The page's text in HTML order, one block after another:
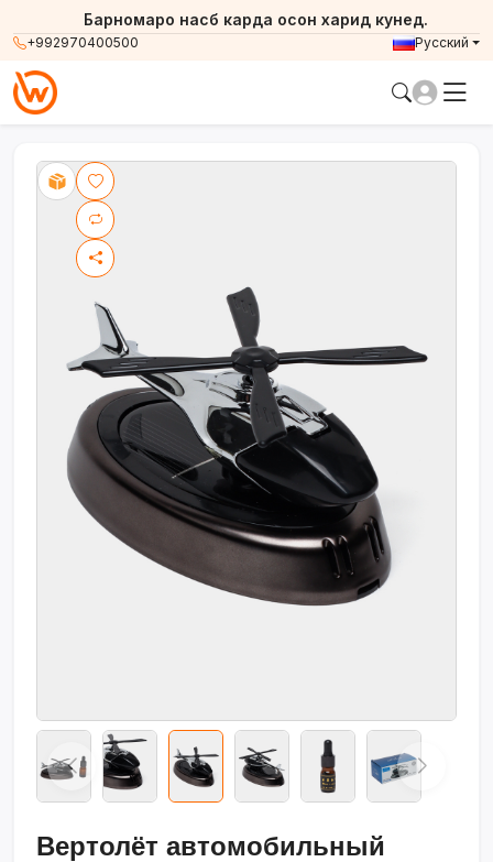
+992970400500
Барномаро насб карда осон харид кунед.
Русский
Вертолёт автомобильный